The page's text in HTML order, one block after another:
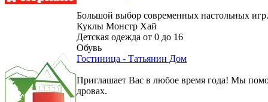
Большой выбор современных настольных игр.
Куклы Монстр Хай
Детская одежда от 0 до 16
Обувь
Гостиница - Татьянин Дом
Приглашает Вас в любое время года! Мы
дровах.